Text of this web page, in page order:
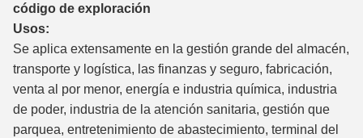
código de exploración
Usos:
Se aplica extensamente en la gestión grande del almacén,
transporte y logística, las finanzas y seguro, fabricación,
venta al por menor, energía e industria química, industria
de poder, industria de la atención sanitaria, gestión que
parquea, entretenimiento de abastecimiento, terminal del